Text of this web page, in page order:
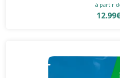
à partir